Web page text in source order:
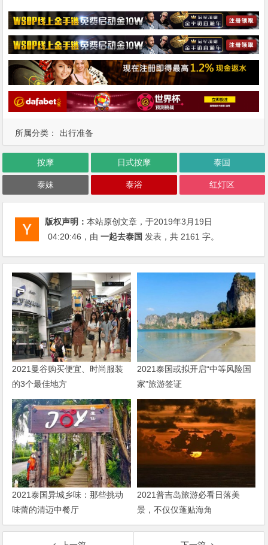
所属分类： 出行准备
按摩 日式按摩 泰国
泰妹 泰浴 红灯区
版权声明：本站原创文章，于2019年3月19日
04:20:46 ，由一起去泰国 发表，共 2161 字。
2021曼谷购买便宜、时尚服装
的3个最佳地方
2021泰国或拟开启“中等风险国
家”旅游签证
2021泰国异城乡味：那些挑动
味蕾的清迈中餐厅
2021普吉岛旅游必看日落美
景，不仅仅蓬贴海角